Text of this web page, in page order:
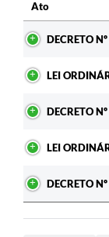
Ato
DECRETO
LEI
DECRETO
LEI
DECRETO